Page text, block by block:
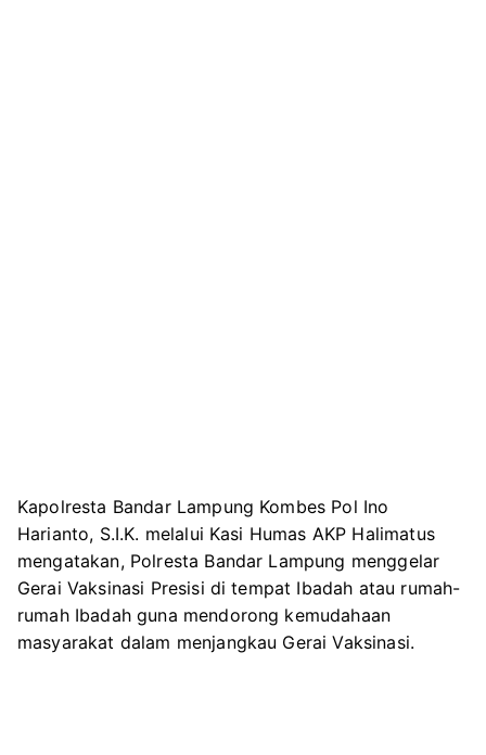
Kapolresta Bandar Lampung Kombes Pol Ino
Harianto, S.I.K. melalui Kasi Humas AKP Halimatus
mengatakan, Polresta Bandar Lampung menggelar
Gerai Vaksinasi Presisi di tempat Ibadah atau rumah-
rumah Ibadah guna mendorong kemudahaan
masyarakat dalam menjangkau Gerai Vaksinasi.